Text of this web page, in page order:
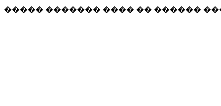
����� ������� ���� �� ������